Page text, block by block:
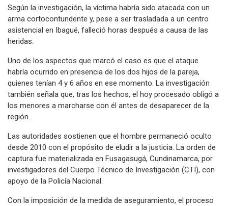
Según la investigación, la víctima habría sido atacada con un
arma cortocontundente y, pese a ser trasladada a un centro
asistencial en Ibagué, falleció horas después a causa de las
heridas.
Uno de los aspectos que marcó el caso es que el ataque
habría ocurrido en presencia de los dos hijos de la pareja,
quienes tenían 4 y 6 años en ese momento. La investigación
también señala que, tras los hechos, el hoy procesado obligó a
los menores a marcharse con él antes de desaparecer de la
región.
Las autoridades sostienen que el hombre permaneció oculto
desde 2010 con el propósito de eludir a la justicia. La orden de
captura fue materializada en Fusagasugá, Cundinamarca, por
investigadores del Cuerpo Técnico de Investigación (CTI), con
apoyo de la Policía Nacional.
Con la imposición de la medida de aseguramiento, el proceso